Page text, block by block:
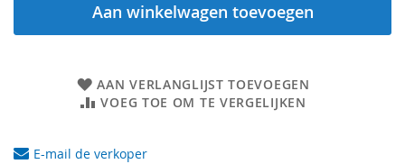
Aan winkelwagen toevoegen
AAN VERLANGLIJST TOEVOEGEN
VOEG TOE OM TE VERGELIJKEN
E-mail de verkoper